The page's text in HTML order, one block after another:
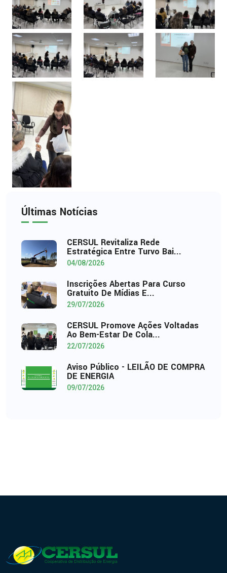
Últimas Notícias
CERSUL Revitaliza Rede
Estratégica Entre Turvo Bai...
04/08/2026
Inscrições Abertas Para Curso
Gratuito De Mídias E...
29/07/2026
CERSUL Promove Ações Voltadas
Ao Bem-Estar De Cola...
22/07/2026
Aviso Público - LEILÃO DE COMPRA
DE ENERGIA
09/07/2026